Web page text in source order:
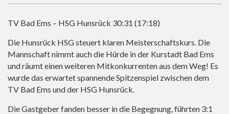
TV Bad Ems – HSG Hunsrück 30:31 (17:18)
Die Hunsrück HSG steuert klaren Meisterschaftskurs. Die
Mannschaft nimmt auch die Hürde in der Kurstadt Bad Ems
und räumt einen weiteren Mitkonkurrenten aus dem Weg! Es
wurde das erwartet spannende Spitzenspiel zwischen dem
TV Bad Ems und der HSG Hunsrück.
Die Gastgeber fanden besser in die Begegnung, führten 3:1